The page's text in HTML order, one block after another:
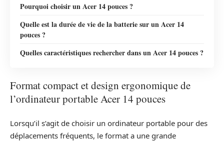
Pourquoi choisir un Acer 14 pouces ?
Quelle est la durée de vie de la batterie sur un Acer 14
pouces ?
Quelles caractéristiques rechercher dans un Acer 14 pouces ?
Format compact et design ergonomique de
l’ordinateur portable Acer 14 pouces
Lorsqu’il s’agit de choisir un ordinateur portable pour des
déplacements fréquents, le format a une grande